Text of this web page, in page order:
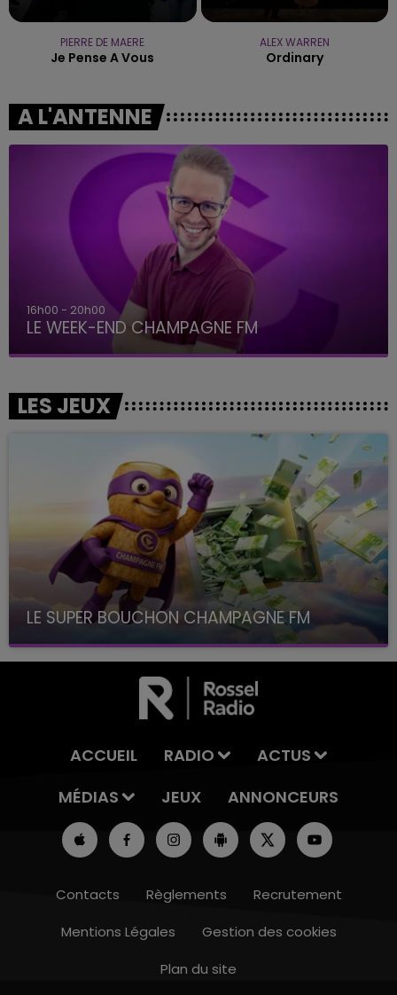
7h00 - 12h00
PIERRE DE MAERE
Je Pense A Vous
ALEX WARREN
Ordinary
A L'ANTENNE
16h00 - 20h00
LE WEEK-END CHAMPAGNE FM
LES JEUX
LE SUPER BOUCHON CHAMPAGNE FM
avec La Famille Champagne FM, à 8H10
ACCUEIL RADIO
ACTUS
MÉDIAS
JEUX ANNONCEURS
Contacts Règlements
Recrutement
Mentions Légales
Gestion des cookies
Plan du site